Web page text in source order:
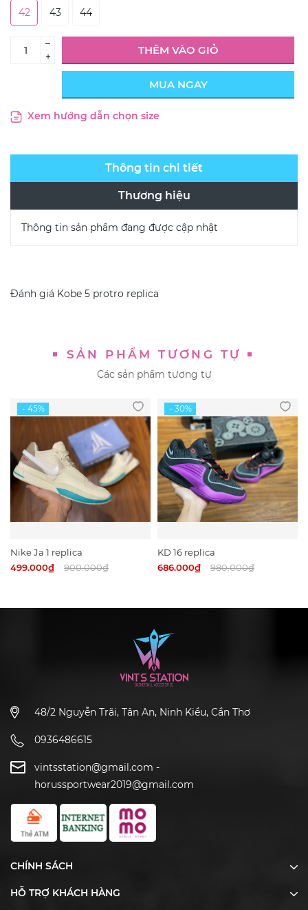
42
43 44
–
+
THÊM VÀO GIỎ
MUA NGAY
Xem hướng dẫn chọn size
Thông tin chi tiết
Thương hiệu
Thông tin sản phẩm đang được cập nhật
Đánh giá Kobe 5 protro replica
SẢN PHẨM TƯƠNG TỰ
Các sản phẩm tương tự
Nike Ja 1 replica
499.000₫
900.000₫
KD 16 replica
686.000₫
980.000₫
48/2 Nguyễn Trãi, Tân An, Ninh Kiều, Cần Thơ
0936486615
vintsstation@gmail.com -
horussportwear2019@gmail.com
CHÍNH SÁCH
HỖ TRỢ KHÁCH HÀNG